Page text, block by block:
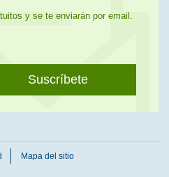
y se te enviarán por email.
Suscríbete
Mapa del sitio